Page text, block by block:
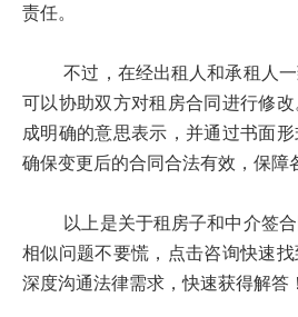
责任。
不过，在经出租人和承租人一
可以协助双方对租房合同进行修
成明确的意思表示，并通过书面
确保变更后的合同合法有效，保障
以上是关于租房子和中介签合
相似问题不要慌，点击咨询快速找
深度沟通法律需求，快速获得解答！